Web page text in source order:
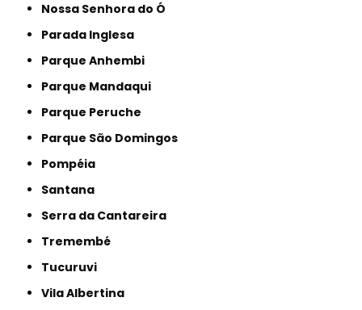
Nossa Senhora do Ó
Parada Inglesa
Parque Anhembi
Parque Mandaqui
Parque Peruche
Parque São Domingos
Pompéia
Santana
Serra da Cantareira
Tremembé
Tucuruvi
Vila Albertina